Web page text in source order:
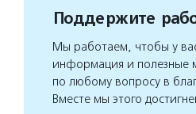
Поддержите
Мы работаем, чтобы у
информация и полезные
по любому вопросу в
Вместе мы этого